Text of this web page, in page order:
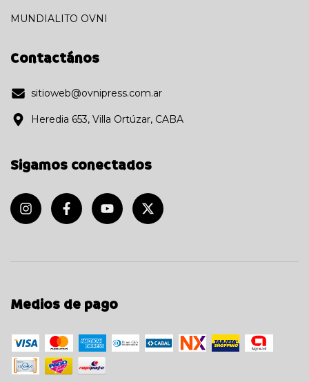
MUNDIALITO OVNI
Contactános
sitioweb@ovnipress.com.ar
Heredia 653, Villa Ortúzar, CABA
Sigamos conectados
Medios de pago